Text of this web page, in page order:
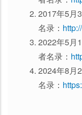
2017年5月
名录：
2022年5月
者名录：
2024年8月
名录：